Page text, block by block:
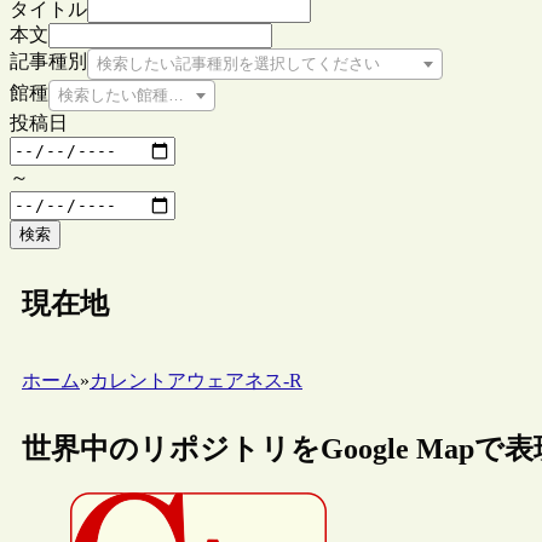
タイトル
本文
記事種別
検索したい記事種別を選択してください
館種 検索したい館種を選択してください
投稿日
～
検索
現在地
ホーム»カレントアウェアネス-R
世界中のリポジトリをGoogle Mapで表